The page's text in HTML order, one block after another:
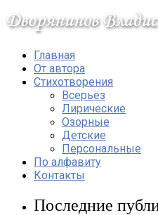
Главная
От автора
Стихотворения
Всерьёз
Лирические
Озорные
Детские
Персональные
По алфавиту
Контакты
Последние